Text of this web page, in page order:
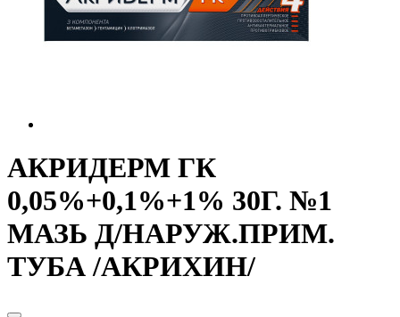
АКРИДЕРМ ГК
0,05%+0,1%+1% 30Г. №1
МАЗЬ Д/НАРУЖ.ПРИМ.
ТУБА /АКРИХИН/